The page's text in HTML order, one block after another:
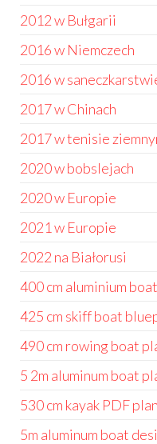
2012 w Bułgarii
2016 w Niemczech
2016 w
2017 w Chinach
2017 w tenisie
2020 w bobslejach
2020 w Europie
2021 w Europie
2022 na Białorusi
400 cm aluminium
425 cm skiff boat
490 cm rowing boat
5 2m aluminum boat
530 cm kayak PDF
5m aluminum boat